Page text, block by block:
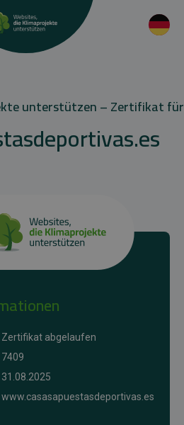
unterstützen – Zertifikat für
Zertifikat abgelaufen
7409
31.08.2025
www.casasapuestasdeportivas.es